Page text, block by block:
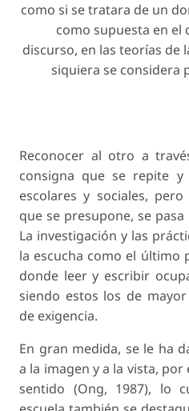
como si se tratara de un
como supuesta en el
discurso, en las teorías de
siquiera se
Reconocer al otro a
consigna que se repite
escolares y sociales,
que se presupone, se
La investigación y las
la escucha como el último
donde leer y escribir
siendo estos los de
de exigencia.
En gran medida, se le ha
a la imagen y a la vista,
sentido (Ong, 1987), lo